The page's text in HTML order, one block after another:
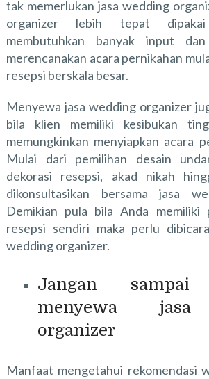
tak memerlukan jasa wedding
organizer lebih tepat
membutuhkan banyak input
merencanakan acara pernikahan
resepsi berskala besar.
Menyewa jasa wedding organizer
bila klien memiliki kesibukan
memungkinkan menyiapkan acara
Mulai dari pemilihan desain
dekorasi resepsi, akad nikah
dikonsultasikan bersama jasa
Demikian pula bila Anda memiliki
resepsi sendiri maka perlu
wedding organizer.
Jangan sampai
menyewa jasa
organizer
Manfaat mengetahui rekomendasi